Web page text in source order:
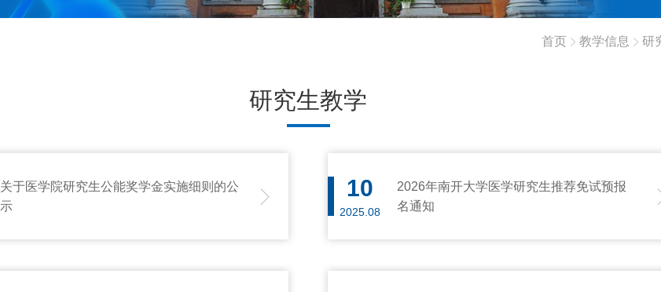
首页 教学信息 研
研究生教学
关于医学院研究生公能奖学金实施细则的公
示
10
2025.08
2026年南开大学医学研究生推荐免试预报
名通知